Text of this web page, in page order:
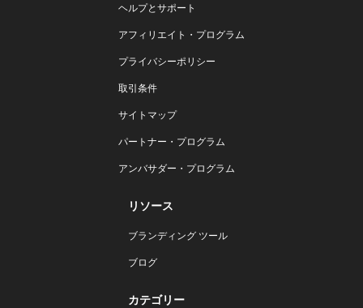
ヘルプとサポート
アフィリエイト・プログラム
プライバシーポリシー
取引条件
サイトマップ
パートナー・プログラム
アンバサダー・プログラム
リソース
ブランディング ツール
ブログ
カテゴリー